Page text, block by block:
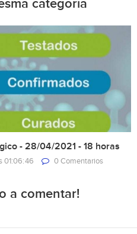
categoria
- 28/04/2021 - 18 horas
01:06:46 0 Comentarios
a comentar!